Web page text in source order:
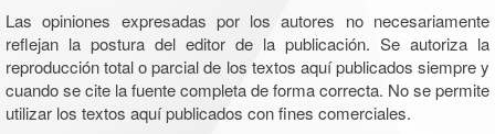
Las opiniones expresadas por los autores no necesariamente
reflejan la postura del editor de la publicación. Se autoriza la
reproducción total o parcial de los textos aquí publicados siempre y
cuando se cite la fuente completa de forma correcta. No se permite
utilizar los textos aquí publicados con fines comerciales.